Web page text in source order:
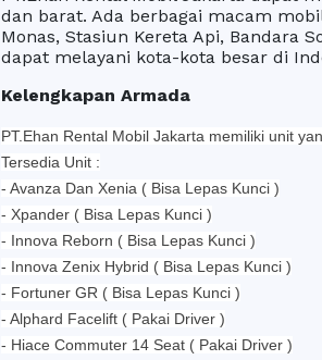
dan barat. Ada berbagai macam
Monas, Stasiun Kereta Api, Bandara
dapat melayani kota-kota besar di
Kelengkapan Armada
PT.Ehan Rental Mobil Jakarta memiliki unit
Tersedia Unit :
- Avanza Dan Xenia ( Bisa Lepas Kunci )
- Xpander ( Bisa Lepas Kunci )
- Innova Reborn ( Bisa Lepas Kunci )
- Innova Zenix Hybrid ( Bisa Lepas Kunci )
- Fortuner GR ( Bisa Lepas Kunci )
- Alphard Facelift ( Pakai Driver )
- Hiace Commuter 14 Seat ( Pakai Driver )